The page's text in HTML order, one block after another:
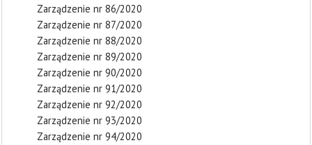
Zarządzenie nr 86/2020
Zarządzenie nr 87/2020
Zarządzenie nr 88/2020
Zarządzenie nr 89/2020
Zarządzenie nr 90/2020
Zarządzenie nr 91/2020
Zarządzenie nr 92/2020
Zarządzenie nr 93/2020
Zarządzenie nr 94/2020